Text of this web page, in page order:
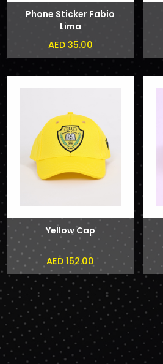
Phone Sticker Fabio
Lima
AED 35.00
Yellow Cap
AED 152.00